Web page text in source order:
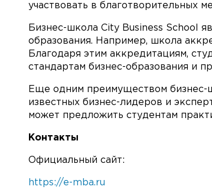
участвовать в благотворительных
Бизнес-школа City Business School
образования. Например, школа
Благодаря этим аккредитациям,
стандартам бизнес-образования и
Еще одним преимуществом бизнес-
известных бизнес-лидеров и
может предложить студентам
Контакты
Официальный сайт:
https://e-mba.ru